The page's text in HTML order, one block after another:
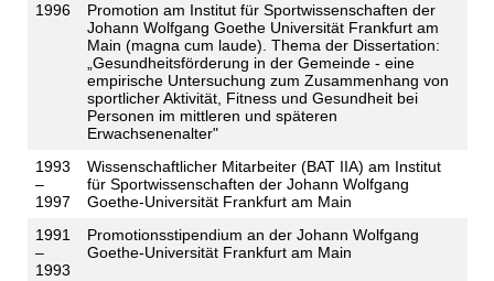
1996
Promotion am Institut für Sportwissenschaften der
Johann Wolfgang Goethe Universität Frankfurt am
Main (magna cum laude). Thema der Dissertation:
„Gesundheitsförderung in der Gemeinde - eine
empirische Untersuchung zum Zusammenhang von
sportlicher Aktivität, Fitness und Gesundheit bei
Personen im mittleren und späteren
Erwachsenenalter"
1993
–
1997
Wissenschaftlicher Mitarbeiter (BAT IIA) am Institut
für Sportwissenschaften der Johann Wolfgang
Goethe-Universität Frankfurt am Main
1991
–
1993
Promotionsstipendium an der Johann Wolfgang
Goethe-Universität Frankfurt am Main